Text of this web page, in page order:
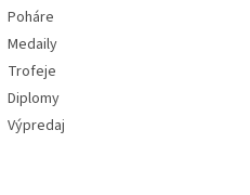
Poháre
Medaily
Trofeje
Diplomy
Výpredaj